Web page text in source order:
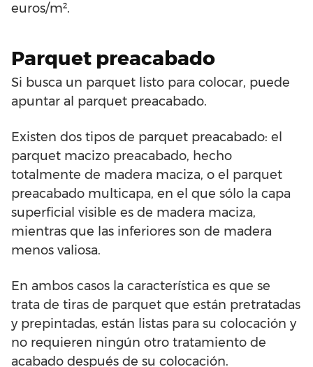
euros/m².
Parquet preacabado
Si busca un parquet listo para colocar, puede
apuntar al parquet preacabado.
Existen dos tipos de parquet preacabado: el
parquet macizo preacabado, hecho
totalmente de madera maciza, o el parquet
preacabado multicapa, en el que sólo la capa
superficial visible es de madera maciza,
mientras que las inferiores son de madera
menos valiosa.
En ambos casos la característica es que se
trata de tiras de parquet que están pretratadas
y prepintadas, están listas para su colocación y
no requieren ningún otro tratamiento de
acabado después de su colocación.